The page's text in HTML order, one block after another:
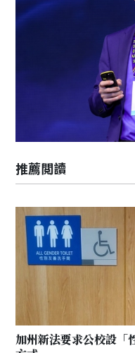
推薦閲讀
加州新法要求公校設「